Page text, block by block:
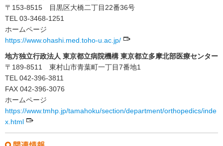
〒153-8515 目黒区大橋二丁目22番36号
TEL 03-3468-1251
ホームページ
https://www.ohashi.med.toho-u.ac.jp/
地方独立行政法人 東京都立病院機構 東京都立多摩北部医療センター
〒189-8511 東村山市青葉町一丁目7番地1
TEL 042-396-3811
FAX 042-396-3076
ホームページ
https://www.tmhp.jp/tamahoku/section/department/orthopedics/inde
x.html